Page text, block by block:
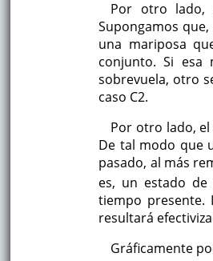
Por otro lado,
Supongamos
una mariposa
conjunto. Si esa
sobrevuela, otro
caso C2.
Por otro lado,
De tal modo que
pasado, al más
es, un estado
tiempo presente.
resultará
Gráficamente